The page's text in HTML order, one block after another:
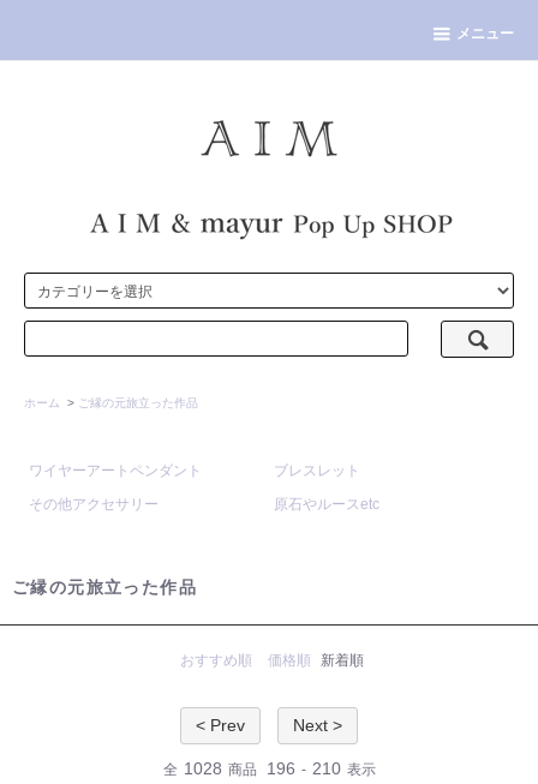
メニュー
ホーム > ご縁の元旅立った作品
ワイヤーアートペンダント
ブレスレット
その他アクセサリー
原石やルースetc
ご縁の元旅立った作品
おすすめ順 価格順 新着順
< Prev Next >
全 1028 商品 196 - 210 表示